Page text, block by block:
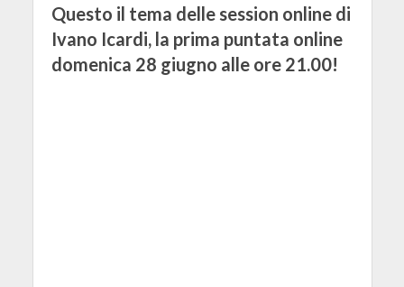
Questo il tema delle session online di
Ivano Icardi, la prima puntata online
domenica 28 giugno alle ore 21.00!